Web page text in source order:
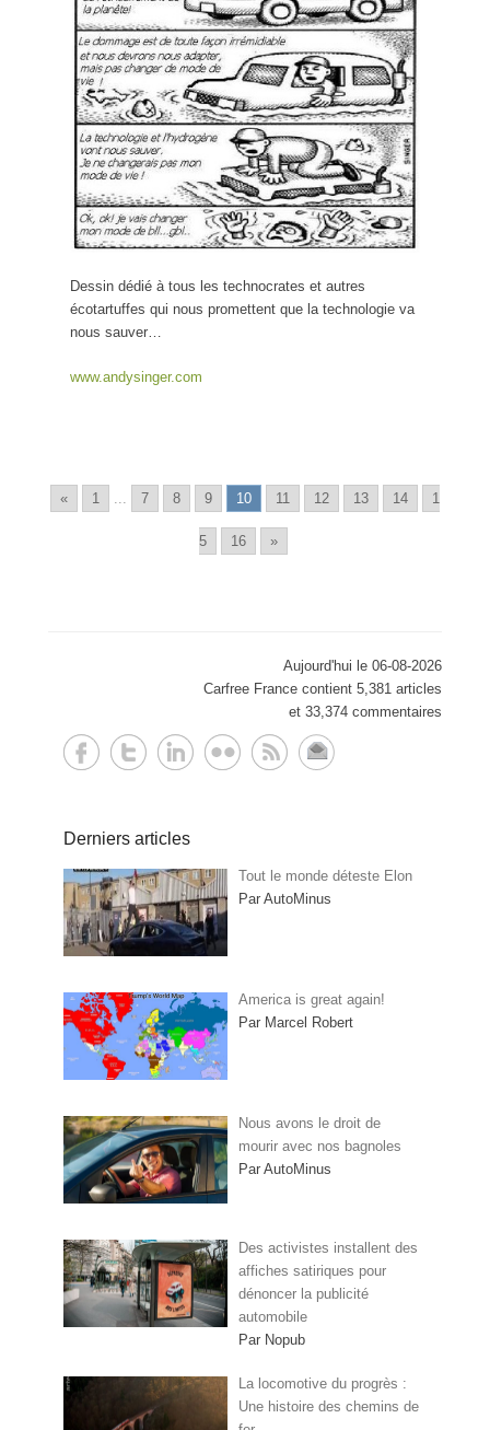
Dessin dédié à tous les technocrates et autres
écotartuffes qui nous promettent que la technologie va
nous sauver…
www.andysinger.com
« 1 ... 7 8 9 10 11 12 13 14 1
5 16 »
Aujourd'hui le 06-08-2026
Carfree France contient 5,381 articles
et 33,374 commentaires
Derniers articles
Tout le monde déteste Elon
Par AutoMinus
America is great again!
Par Marcel Robert
Nous avons le droit de
mourir avec nos bagnoles
Par AutoMinus
Des activistes installent des
affiches satiriques pour
dénoncer la publicité
automobile
Par Nopub
La locomotive du progrès :
Une histoire des chemins de